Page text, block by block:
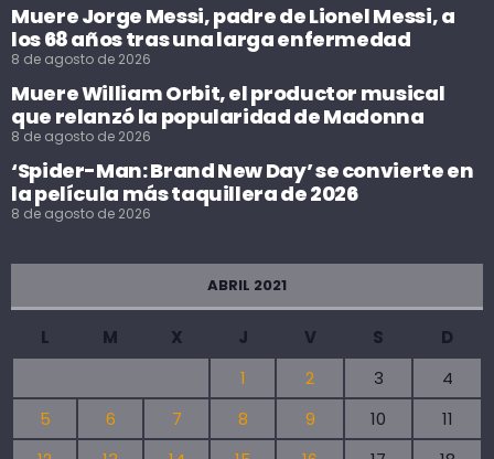
Muere Jorge Messi, padre de Lionel Messi, a
los 68 años tras una larga enfermedad
8 de agosto de 2026
Muere William Orbit, el productor musical
que relanzó la popularidad de Madonna
8 de agosto de 2026
‘Spider-Man: Brand New Day’ se convierte en
la película más taquillera de 2026
8 de agosto de 2026
ABRIL 2021
L M X J V S
D
1
2 3
4
5
6 7 8 9 10
11